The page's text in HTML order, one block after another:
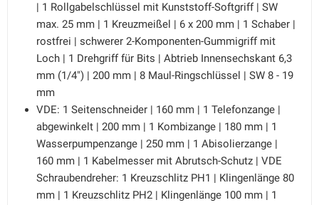
| 1 Rollgabelschlüssel mit Kunststoff-Softgriff | SW
max. 25 mm | 1 Kreuzmeißel | 6 x 200 mm | 1 Schaber |
rostfrei | schwerer 2-Komponenten-Gummigriff mit
Loch | 1 Drehgriff für Bits | Abtrieb Innensechskant 6,3
mm (1/4") | 200 mm | 8 Maul-Ringschlüssel | SW 8 - 19
mm
VDE: 1 Seitenschneider | 160 mm | 1 Telefonzange |
abgewinkelt | 200 mm | 1 Kombizange | 180 mm | 1
Wasserpumpenzange | 250 mm | 1 Abisolierzange |
160 mm | 1 Kabelmesser mit Abrutsch-Schutz | VDE
Schraubendreher: 1 Kreuzschlitz PH1 | Klingenlänge 80
mm | 1 Kreuzschlitz PH2 | Klingenlänge 100 mm | 1